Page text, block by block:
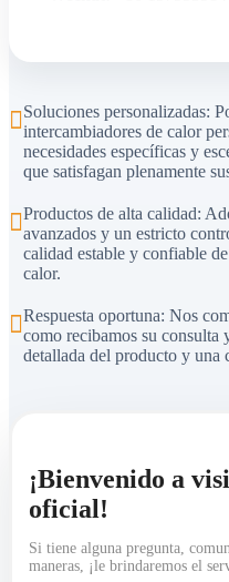
Soluciones personalizadas:
intercambiadores de calor
necesidades específicas y
que satisfagan plenamente
Productos de alta calidad:
avanzados y un estricto
calidad estable y confiable
calor.
Respuesta oportuna: Nos
como recibamos su
detallada del producto y una
¡Bienvenido a
oficial!
Si tiene alguna pregunta,
maneras, ¡le brindaremos el